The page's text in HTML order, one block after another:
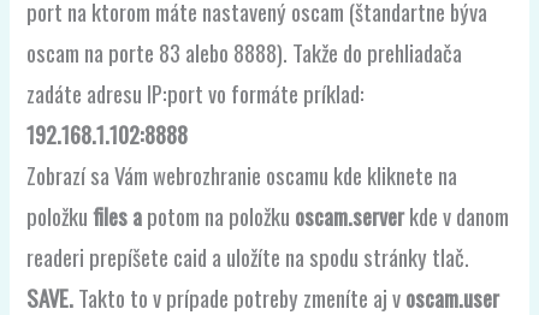
port na ktorom máte nastavený oscam (štandartne býva
oscam na porte 83 alebo 8888). Takže do prehliadača
zadáte adresu IP:port vo formáte príklad:
192.168.1.102:8888
Zobrazí sa Vám webrozhranie oscamu kde kliknete na
položkufiles apotom na položku oscam.serverkde v danom
readeri prepíšete caid a uložíte na spodu stránky tlač.
SAVE.Takto to v prípade potreby zmeníte aj voscam.user